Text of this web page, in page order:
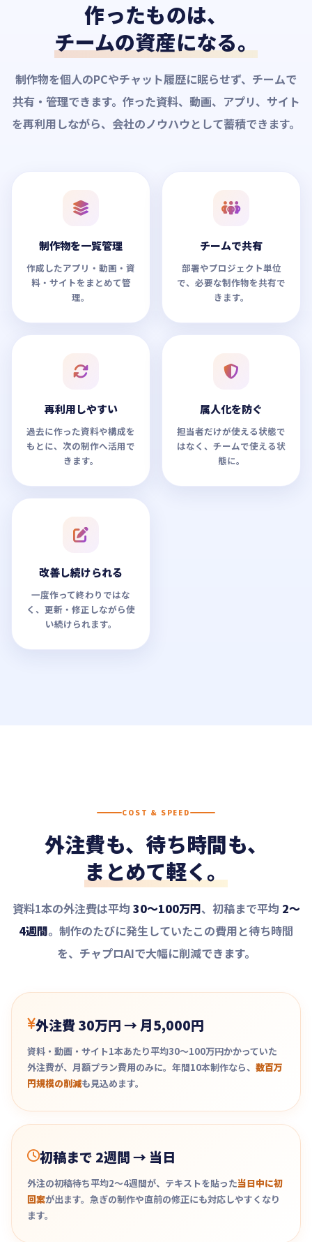
作ったものは、
チームの資産になる。
制作物を個人のPCやチャット履歴に眠らせず、チームで
共有・管理できます。作った資料、動画、アプリ、サイト
を再利用しながら、会社のノウハウとして蓄積できます。
制作物を一覧管理
作成したアプリ・動画・資
料・サイトをまとめて管
理。
チームで共有
部署やプロジェクト単位
で、必要な制作物を共有で
きます。
再利用しやすい
過去に作った資料や構成を
もとに、次の制作へ活用で
きます。
属人化を防ぐ
担当者だけが使える状態で
はなく、チームで使える状
態に。
改善し続けられる
一度作って終わりではな
く、更新・修正しながら使
い続けられます。
COST & SPEED
外注費も、待ち時間も、
まとめて軽く。
資料1本の外注費は平均 30〜100万円、初稿まで平均 2〜
4週間。制作のたびに発生していたこの費用と待ち時間
を、チャプロAIで大幅に削減できます。
外注費 30万円 → 月5,000円
資料・動画・サイト1本あたり平均30〜100万円かかっていた
外注費が、月額プラン費用のみに。年間10本制作なら、 数百万
円規模の削減も見込めます。
初稿まで 2週間 → 当日
外注の初稿待ち平均2〜4週間が、テキストを貼った当日中に初
回案が出ます。急ぎの制作や直前の修正にも対応しやすくなり
ます。